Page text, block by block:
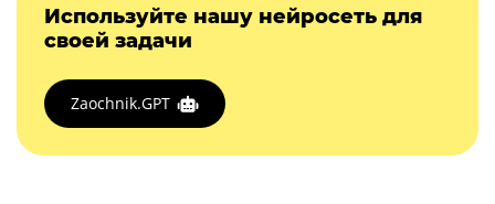
Используйте нашу нейросеть для
своей задачи
Zaochnik.GPT